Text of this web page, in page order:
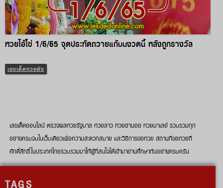
หวยไอ้ไข่ 1/6/65 จุดประทัดถวายแก้บนงวดนี้ หลังถูกรางวัล
เลขเด็ดหวยดัง
เลขเด็ดออนไลน์ ตรวจผลหวยรัฐบาล หวยลาว หวยฮานอย หวยมาเลย์ รวบรวมทุก
อย่างครบจบในเว็บเดียวเพื่อความสะดวกสบาย และวิธีการขอหวย สถานที่ขอหวยที่
ศักดิ์สิทธิ์ในประเทศไทยรวบรวมมาให้ผู้ที่สนใจได้เข้ามาอ่านศึกษากันอย่างครบครัน
TAGS